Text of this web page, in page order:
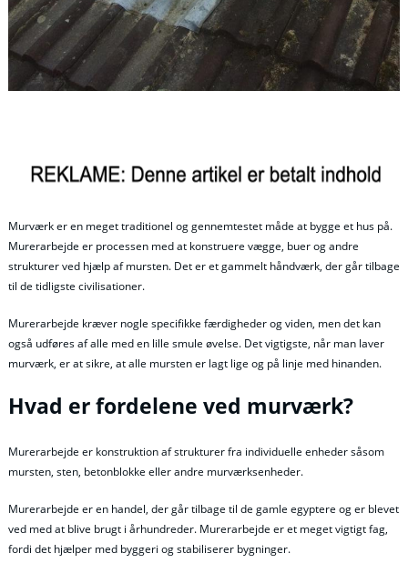
Murværk er en meget traditionel og gennemtestet måde at bygge et hus på.
Murerarbejde er processen med at konstruere vægge, buer og andre
strukturer ved hjælp af mursten. Det er et gammelt håndværk, der går tilbage
til de tidligste civilisationer.
Murerarbejde kræver nogle specifikke færdigheder og viden, men det kan
også udføres af alle med en lille smule øvelse. Det vigtigste, når man laver
murværk, er at sikre, at alle mursten er lagt lige og på linje med hinanden.
Hvad er fordelene ved murværk?
Murerarbejde er konstruktion af strukturer fra individuelle enheder såsom
mursten, sten, betonblokke eller andre murværksenheder.
Murerarbejde er en handel, der går tilbage til de gamle egyptere og er blevet
ved med at blive brugt i århundreder. Murerarbejde er et meget vigtigt fag,
fordi det hjælper med byggeri og stabiliserer bygninger.